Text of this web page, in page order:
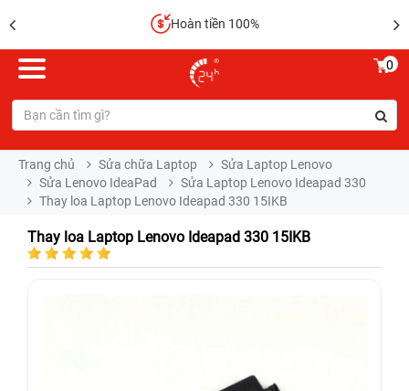
Hoàn tiền 100%
0
Trang chủ Sửa chữa Laptop
Sửa Laptop Lenovo
Sửa Lenovo IdeaPad
Sửa Laptop Lenovo Ideapad 330
Thay loa Laptop Lenovo Ideapad 330 15IKB
Thay loa Laptop Lenovo Ideapad 330 15IKB